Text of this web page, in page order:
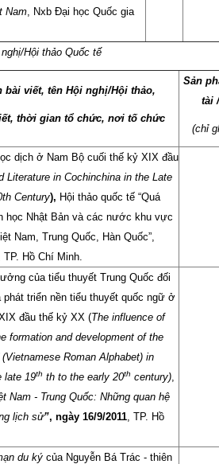
Nam , Nxb Đại học Quốc gia
Hội thảo Quốc tế
bài viết, tên Hội nghị/Hội thảo,
thời gian tổ chức, nơi tố chức
Sản
tài
(chỉ
dịch ở Nam Bộ cuối thế kỷ XIX đầu
Literature in Cochinchina in the Late
Century), Hội thảo quốc tế “Quá
học Nhật Bản và các nước khu vực
Nam, Trung Quốc, Hàn Quốc”,
Hồ Chí Minh.
của tiểu thuyết Trung Quốc đối
triển nền tiểu thuyết quốc ngữ ở
đầu thế kỷ XX (The influence of
formation and development of the
(Vietnamese Roman Alphabet) in
late 19th th to the early 20th century)
Nam - Trung Quốc: Những quan hệ
lịch sử”, ngày 16/9/2011 , TP. Hồ
du ký của Nguyễn Bá Trác - thiên